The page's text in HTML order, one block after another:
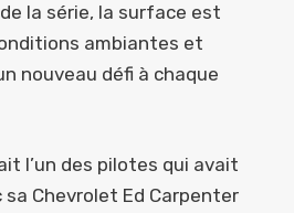
la série, la surface est
ambiantes et
nouveau défi à chaque
l’un des pilotes qui avait
Chevrolet Ed Carpenter